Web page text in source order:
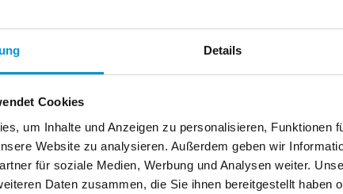
Details
Cookies
um Inhalte und Anzeigen zu personalisieren, Funktionen
Website zu analysieren. Außerdem geben wir
für soziale Medien, Werbung und Analysen weiter.
Daten zusammen, die Sie ihnen bereitgestellt haben
Grill
Kinderspielplatz
Abstellraum